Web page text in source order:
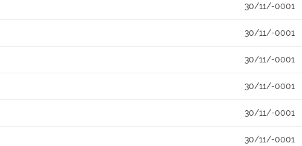
30/11/-0001
30/11/-0001
30/11/-0001
30/11/-0001
30/11/-0001
30/11/-0001